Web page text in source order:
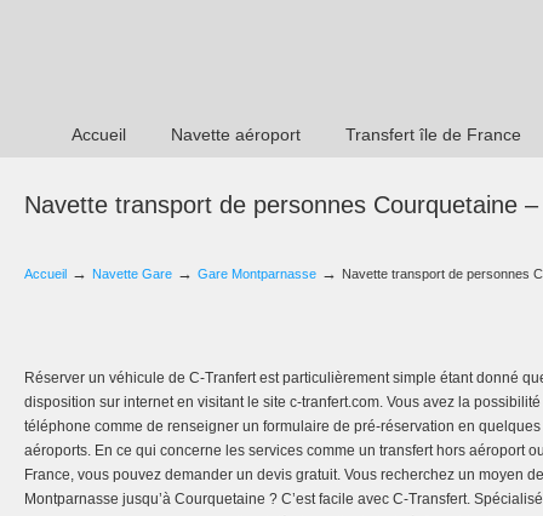
Accueil Navette aéroport Transfert île de France
Navette transport de personnes Courquetaine
Accueil → Navette Gare → Gare Montparnasse → Navette transport de personnes
Réserver un véhicule de C-Tranfert est particulièrement simple étant donné
disposition sur internet en visitant le site c-tranfert.com. Vous avez la
téléphone comme de renseigner un formulaire de pré-réservation en
aéroports. En ce qui concerne les services comme un transfert hors aéroport
France, vous pouvez demander un devis gratuit. Vous recherchez un moyen
Montparnasse jusqu’à Courquetaine ? C’est facile avec C-Transfert.